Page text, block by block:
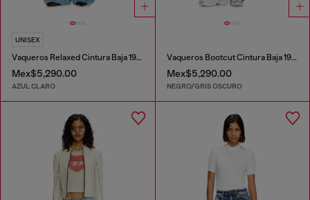
UNISEX
Vaqueros Relaxed Cintura Baja 1996 D-Sire
Mex$5,290.00
AZUL CLARO
Vaqueros Bootcut Cintura Baja 1969 D-Ebbey
Mex$5,290.00
NEGRO/GRIS OSCURO